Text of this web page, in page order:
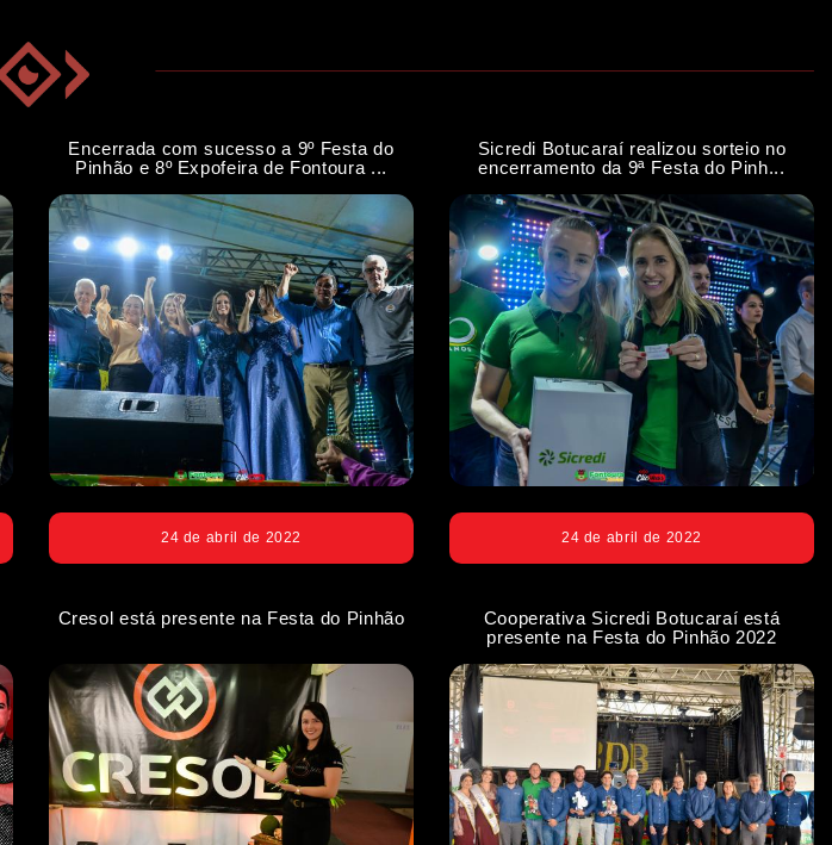
Encerrada com sucesso a 9º Festa do
Pinhão e 8º Expofeira de Fontoura ...
24 de abril de 2022
Sicredi Botucaraí realizou sorteio no
encerramento da 9ª Festa do Pinh...
24 de abril de 2022
Cresol está presente na Festa do Pinhão
Cooperativa Sicredi Botucaraí está
presente na Festa do Pinhão 2022